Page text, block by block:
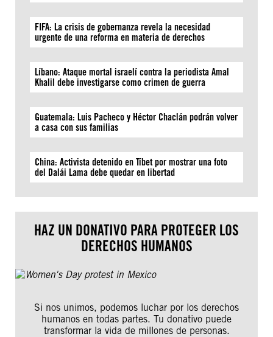
FIFA: La crisis de gobernanza revela la necesidad
urgente de una reforma en materia de derechos
Líbano: Ataque mortal israelí contra la periodista Amal
Khalil debe investigarse como crimen de guerra
Guatemala: Luis Pacheco y Héctor Chaclán podrán volver
a casa con sus familias
China: Activista detenido en Tíbet por mostrar una foto
del Dalái Lama debe quedar en libertad
HAZ UN DONATIVO PARA PROTEGER LOS
DERECHOS HUMANOS
Si nos unimos, podemos luchar por los derechos
humanos en todas partes. Tu donativo puede
transformar la vida de millones de personas.